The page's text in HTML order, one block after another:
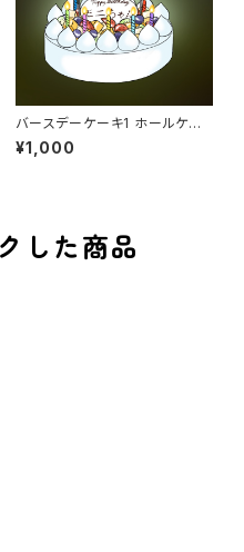
バースデーケーキ1 ホールケー
キ フルーツケーキ カスタム
可能 お祝い 感謝 パーテ
¥1,000
した商品